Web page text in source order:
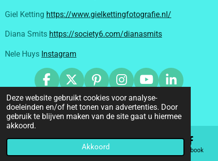
Deze website gebruikt cookies voor analyse-
doeleinden en/of het tonen van advertenties. Door
gebruik te blijven maken van de site gaat u hiermee
akkoord.
Akkoord
Giel Ketting https://www.gielkettingfotografie.nl/
Diana Smits https://society6.com/dianasmits
Nele Huys Instagram
F
a
c
e
o
X
P
i
n
t
r
e
I
n
s
t
r
Y
o
u
T
e
L
n
k
I
© 2019 - 2026 estherfoppen.nl
Powered byJouwWeb
Telefoonnummer Facebook